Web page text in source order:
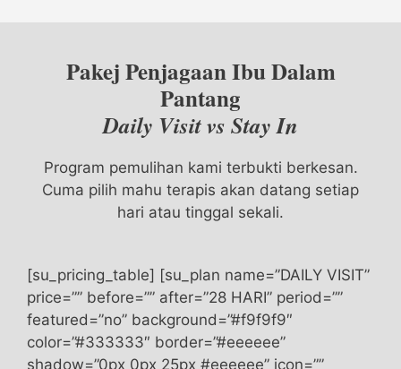
Pakej Penjagaan Ibu Dalam
Pantang
Daily Visit vs Stay In
Program pemulihan kami terbukti berkesan.
Cuma pilih mahu terapis akan datang setiap
hari atau tinggal sekali.
[su_pricing_table] [su_plan name=”DAILY VISIT”
price=”” before=”” after=”28 HARI” period=””
featured=”no” background=”#f9f9f9″
color=”#333333″ border=”#eeeeee”
shadow=”0px 0px 25px #eeeeee” icon=””